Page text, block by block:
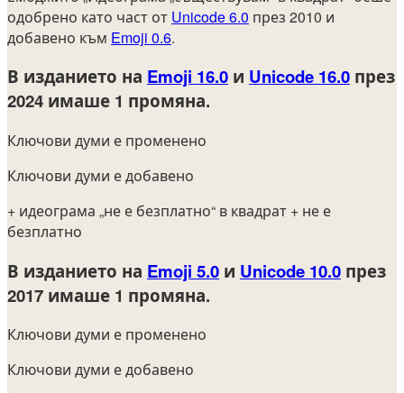
одобрено като част от Unicode 6.0 през 2010 и
добавено към Emoji 0.6.
В изданието на Emoji 16.0 и Unicode 16.0 през
2024 имаше 1 промяна.
Ключови думи е променено
Ключови думи е добавено
+ идеограма „не е безплатно“ в квадрат + не е
безплатно
В изданието на Emoji 5.0 и Unicode 10.0 през
2017 имаше 1 промяна.
Ключови думи е променено
Ключови думи е добавено